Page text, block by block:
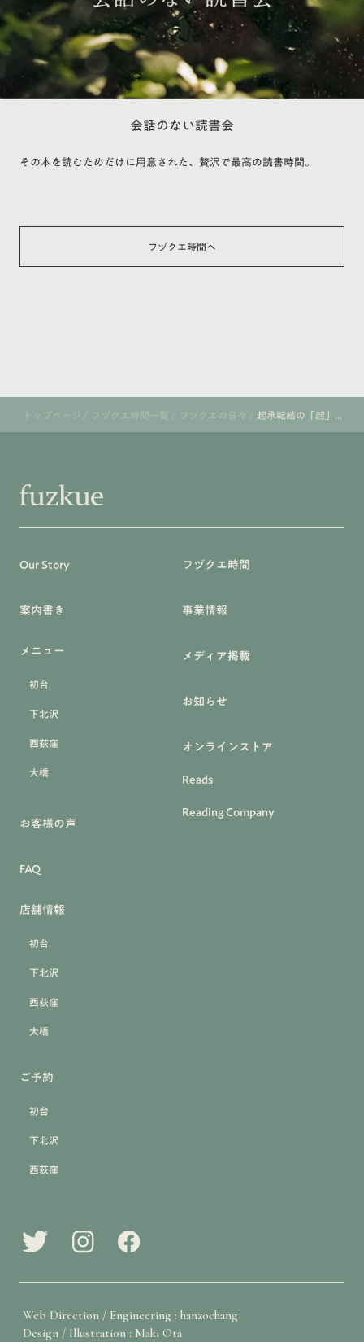
会話のない読書会
その本を読むためだけに用意された、贅沢で最高の読書時間。
フヅクエ時間へ
トップページ / フヅクエ時間一覧 / フヅクエの日々 / 起承転結の「起」...
Our Story
案内書き
メニュー
初台
下北沢
西荻窪
大橋
お客様の声
FAQ
店舗情報
初台
下北沢
西荻窪
大橋
ご予約
初台
下北沢
西荻窪
フヅクエ時間
事業情報
メディア掲載
お知らせ
オンラインストア
Reads
Reading Company
Web Direction / Engineering : hanzochang
Design / Illustration : Maki Ota